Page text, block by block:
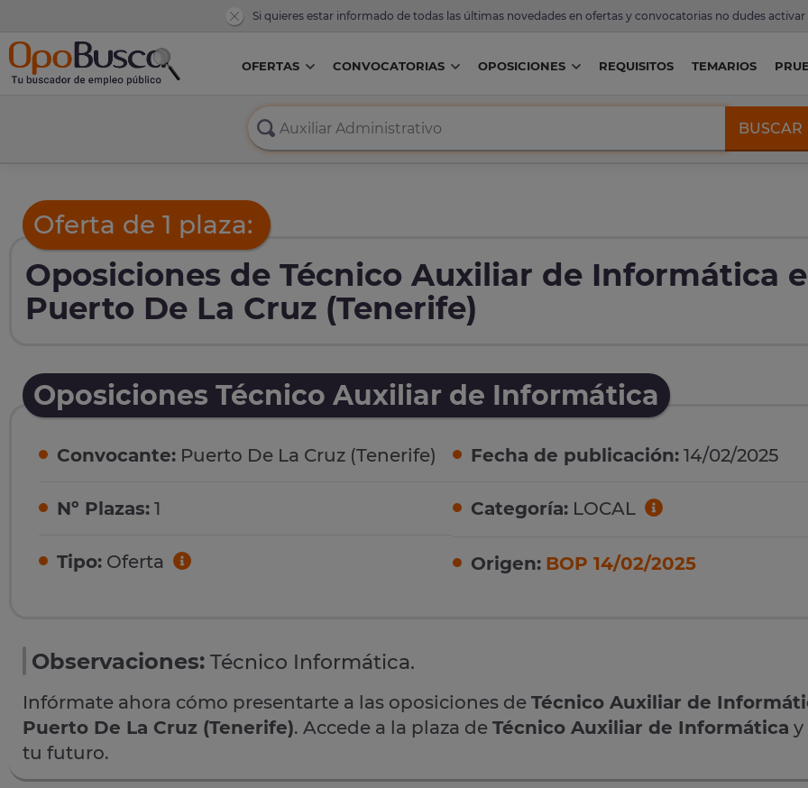
Si quieres estar informado de todas las últimas novedades en ofertas y convocatorias no dudes activar
OFERTAS CONVOCATORIAS OPOSICIONES REQUISITOS TEMARIOS
BUSCAR
Oferta de 1 plaza:
Oposiciones de Técnico Auxiliar de Informática
Puerto De La Cruz (Tenerife)
Oposiciones Técnico Auxiliar de Informática
Convocante: Puerto De La Cruz (Tenerife)
Nº Plazas: 1
Tipo: Oferta
Fecha de publicación: 14/02/2025
Categoría: LOCAL
Origen: BOP 14/02/2025
Observaciones: Técnico Informática.
Infórmate ahora cómo presentarte a las oposiciones de Técnico Auxiliar de
Puerto De La Cruz (Tenerife). Accede a la plaza de Técnico Auxiliar de Informática y
tu futuro.